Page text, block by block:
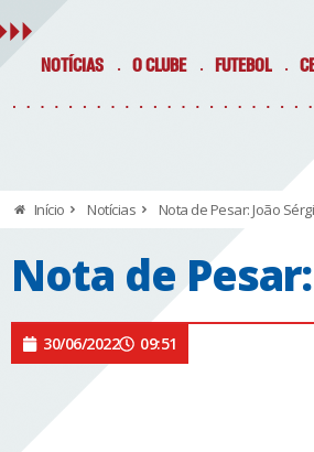
NOTÍCIAS O CLUBE FUTEBOL
Início Notícias Nota de Pesar: João
Nota de
30/06/2022 09:51